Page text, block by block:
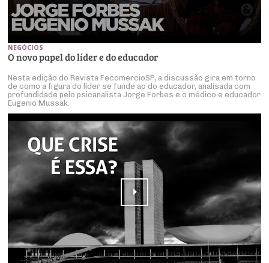
NEGÓCIOS
O novo papel do líder e do educador
Nesta edição do Revista FecomercioSP, a discussão gira em torno
de como a figura do líder se funde ao do educador, analisada com
profundidade pelo psicanalista Jorge Forbes e o médico e educador
Eugenio Mussak.